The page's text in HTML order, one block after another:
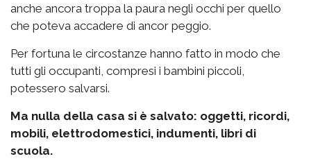
anche ancora troppa la paura negli occhi per quello
che poteva accadere di ancor peggio.
Per fortuna le circostanze hanno fatto in modo che
tutti gli occupanti, compresi i bambini piccoli,
potessero salvarsi.
Ma nulla della casa si è salvato: oggetti, ricordi,
mobili, elettrodomestici, indumenti, libri di
scuola.